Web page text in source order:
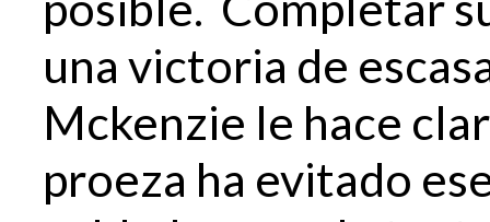
una victoria de
Mckenzie le hace
proeza ha evitado